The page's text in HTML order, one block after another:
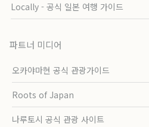
Locally - 공식 일본 여행 가이드
파트너 미디어
오카야마현 공식 관광가이드
Roots of Japan
나루토시 공식 관광 사이트